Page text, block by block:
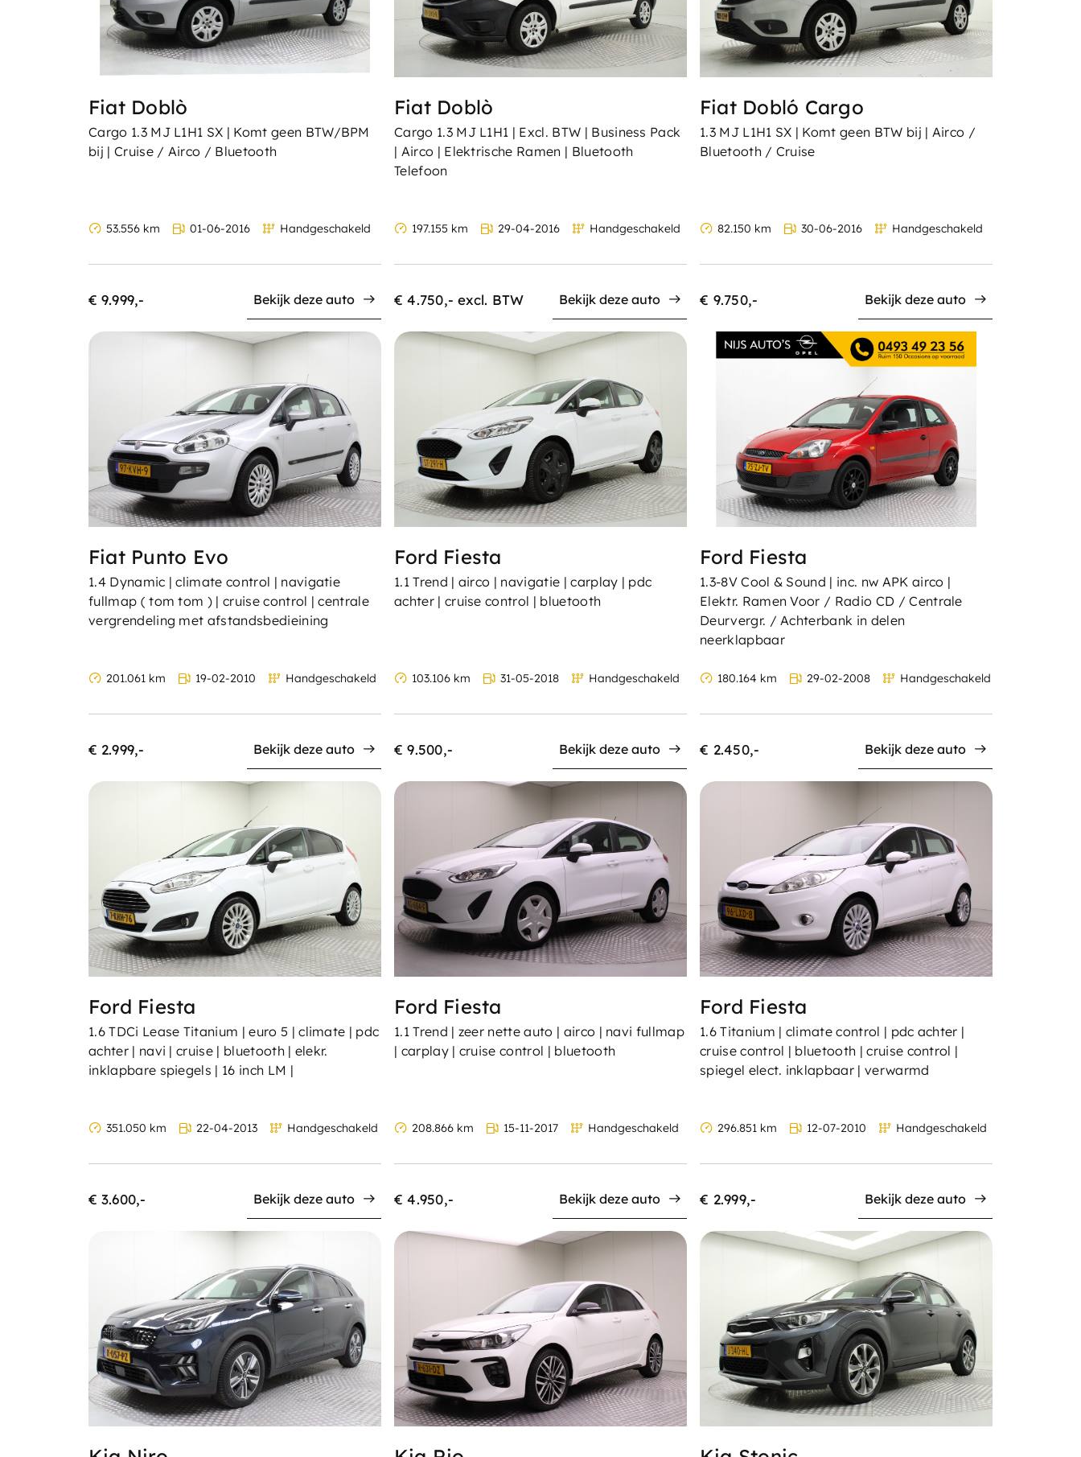
Fiat Doblò
Cargo 1.3 MJ L1H1 SX | Komt geen BTW/BPM
bij | Cruise / Airco / Bluetooth
53.556 km 01-06-2016 Handgeschakeld
€ 9.999,- Bekijk deze auto
Fiat Doblò
Cargo 1.3 MJ L1H1 | Excl. BTW | Business Pack
| Airco | Elektrische Ramen | Bluetooth
Telefoon
197.155 km 29-04-2016 Handgeschakeld
€ 4.750,- excl. BTW Bekijk deze auto
Fiat Dobló Cargo
1.3 MJ L1H1 SX | Komt geen BTW bij | Airco /
Bluetooth / Cruise
82.150 km 30-06-2016 Handgeschakeld
€ 9.750,- Bekijk deze auto
Fiat Punto Evo
1.4 Dynamic | climate control | navigatie
fullmap ( tom tom ) | cruise control | centrale
vergrendeling met afstandsbedieining
201.061 km 19-02-2010 Handgeschakeld
€ 2.999,- Bekijk deze auto
Ford Fiesta
1.1 Trend | airco | navigatie | carplay | pdc
achter | cruise control | bluetooth
103.106 km 31-05-2018 Handgeschakeld
€ 9.500,- Bekijk deze auto
Ford Fiesta
1.3-8V Cool & Sound | inc. nw APK airco |
Elektr. Ramen Voor / Radio CD / Centrale
Deurvergr. / Achterbank in delen
neerklapbaar
180.164 km 29-02-2008 Handgeschakeld
€ 2.450,- Bekijk deze auto
Ford Fiesta
1.6 TDCi Lease Titanium | euro 5 | climate | pdc
achter | navi | cruise | bluetooth | elekr.
inklapbare spiegels | 16 inch LM |
351.050 km 22-04-2013 Handgeschakeld
€ 3.600,- Bekijk deze auto
Ford Fiesta
1.1 Trend | zeer nette auto | airco | navi fullmap
| carplay | cruise control | bluetooth
208.866 km 15-11-2017 Handgeschakeld
€ 4.950,- Bekijk deze auto
Ford Fiesta
1.6 Titanium | climate control | pdc achter |
cruise control | bluetooth | cruise control |
spiegel elect. inklapbaar | verwarmd
296.851 km 12-07-2010 Handgeschakeld
€ 2.999,- Bekijk deze auto